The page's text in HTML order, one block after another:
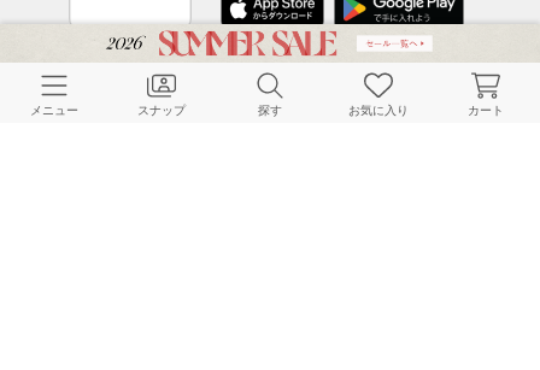
CUSTOMER SERVICE
メニュー スナップ 探す お気に入り カート